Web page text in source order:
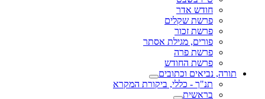
חודש אדר
פרשת שקלים
פרשת זכור
פורים, מגילת אסתר
פרשת פרה
פרשת החודש
תורה, נביאים וכתובים
תנ"ך - כללי, ביקורת המקרא
בראשית